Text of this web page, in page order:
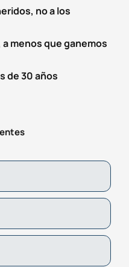
no a los
menos que ganemos
de 30 años